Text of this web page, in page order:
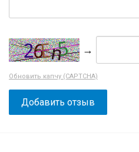
→
Обновить капчу (CAPTCHA)